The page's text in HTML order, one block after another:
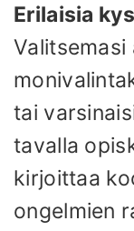
Erilaisia
Valitsemasi
tai
tavalla
kirjoittaa
ongelmien